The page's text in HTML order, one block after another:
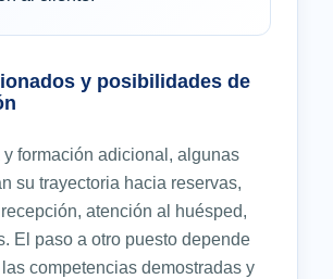
y posibilidades de
formación adicional, algunas
su trayectoria hacia reservas,
atención al huésped,
El paso a otro puesto depende
competencias demostradas y